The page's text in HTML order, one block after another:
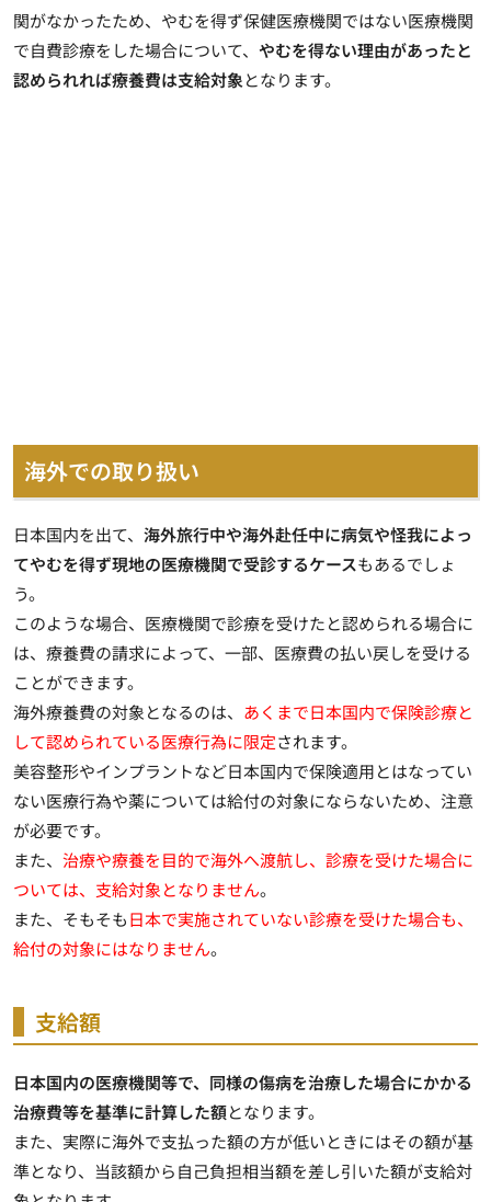
関がなかったため、やむを得ず保健医療機関ではない医療機関
で自費診療をした場合について、 やむを得ない理由があったと
認められれば療養費は支給対象となります。
海外での取り扱い
日本国内を出て、 海外旅行中や海外赴任中に病気や怪我によっ
てやむを得ず現地の医療機関で受診するケースもあるでしょ
う。
このような場合、医療機関で診療を受けたと認められる場合に
は、療養費の請求によって、一部、医療費の払い戻しを受ける
ことができます。
海外療養費の対象となるのは、 あくまで日本国内で保険診療と
して認められている医療行為に限定されます。
美容整形やインプラントなど日本国内で保険適用とはなってい
ない医療行為や薬については給付の対象にならないため、注意
が必要です。
また、 治療や療養を目的で海外へ渡航し、診療を受けた場合に
ついては、支給対象となりません。
また、そもそも日本で実施されていない診療を受けた場合も、
給付の対象にはなりません。
支給額
日本国内の医療機関等で、同様の傷病を治療した場合にかかる
治療費等を基準に計算した額となります。
また、実際に海外で支払った額の方が低いときにはその額が基
準となり、当該額から自己負担相当額を差し引いた額が支給対